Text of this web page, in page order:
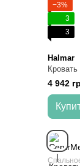
−3%
3
3
Halmar
4 942